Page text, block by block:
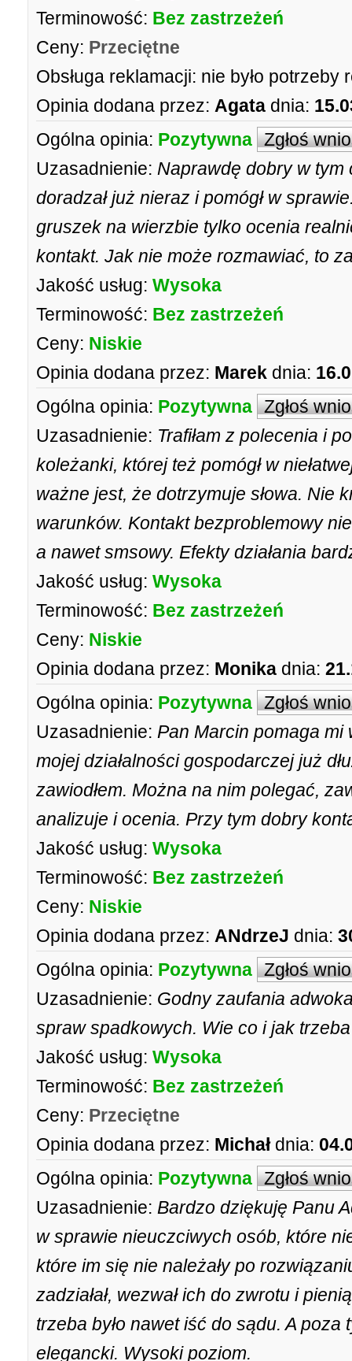
Terminowość: Bez zastrzeżeń
Ceny: Przeciętne
Obsługa reklamacji: nie było potrzeby
Opinia dodana przez: Agata dnia:
Ogólna opinia: Pozytywna Zgłoś
Uzasadnienie: Naprawdę dobry w tym
doradzał już nieraz i pomógł w
gruszek na wierzbie tylko ocenia
kontakt. Jak nie może rozmawiać, to
Jakość usług: Wysoka
Terminowość: Bez zastrzeżeń
Ceny: Niskie
Opinia dodana przez: Marek dnia:
Ogólna opinia: Pozytywna Zgłoś
Uzasadnienie: Trafiłam z polecenia i
koleżanki, której też pomógł w
ważne jest, że dotrzymuje słowa. Nie
warunków. Kontakt bezproblemowy
a nawet smsowy. Efekty działania
Jakość usług: Wysoka
Terminowość: Bez zastrzeżeń
Ceny: Niskie
Opinia dodana przez: Monika dnia:
Ogólna opinia: Pozytywna Zgłoś
Uzasadnienie: Pan Marcin pomaga
mojej działalności gospodarczej już
zawiodłem. Można na nim polegać,
analizuje i ocenia. Przy tym dobry
Jakość usług: Wysoka
Terminowość: Bez zastrzeżeń
Ceny: Niskie
Opinia dodana przez: ANdrzeJ dnia:
Ogólna opinia: Pozytywna Zgłoś
Uzasadnienie: Godny zaufania
spraw spadkowych. Wie co i jak
Jakość usług: Wysoka
Terminowość: Bez zastrzeżeń
Ceny: Przeciętne
Opinia dodana przez: Michał dnia:
Ogólna opinia: Pozytywna Zgłoś
Uzasadnienie: Bardzo dziękuję Panu
w sprawie nieuczciwych osób, które
które im się nie należały po
zadziałał, wezwał ich do zwrotu i
trzeba było nawet iść do sądu. A
elegancki. Wysoki poziom.